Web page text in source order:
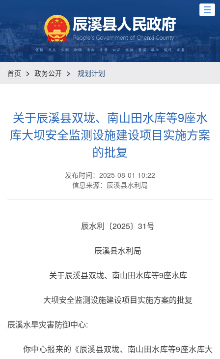
首页 > 政务公开 > 规划计划
关于辰溪县双垅、南山田水库等9座水
库大坝安全监测设施建设项目实施方案
的批复
发布时间：2025-08-01 10:22
信息来源：辰溪县水利局
辰水利〔2025〕31号
辰溪县水利局
关于辰溪县双垅、南山田水库等9座水库
大坝安全监测设施建设项目实施方案的批复
辰溪水旱灾害防御中心:
你中心报来的《辰溪县双垅、南山田水库等9座水库大